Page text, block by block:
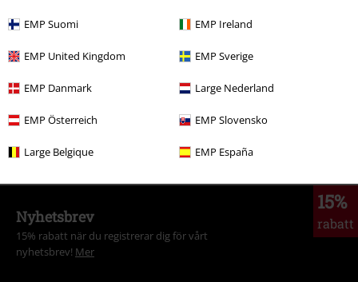
EMP Suomi EMP Ireland
EMP United Kingdom EMP Sverige
EMP Danmark Large Nederland
EMP Österreich EMP Slovensko
Large Belgique EMP España
15%
rabatt
Nyhetsbrev
15% rabatt när du registrerar dig för vårt
nyhetsbrev! Mer